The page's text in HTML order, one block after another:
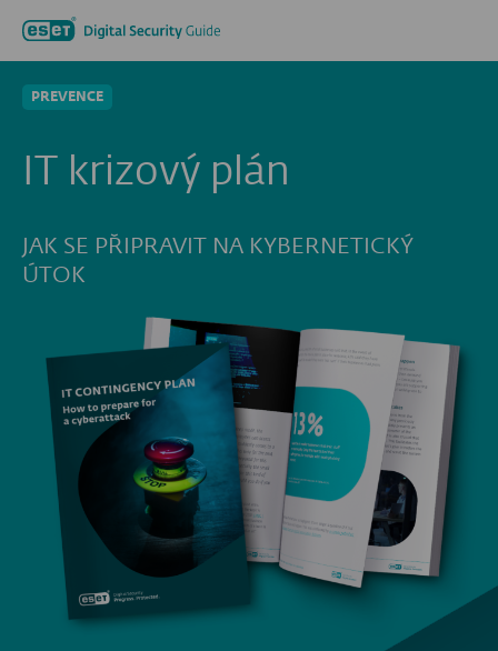
PREVENCE
IT krizový plán
JAK SE PŘIPRAVIT NA KYBERNETICKÝ
ÚTOK